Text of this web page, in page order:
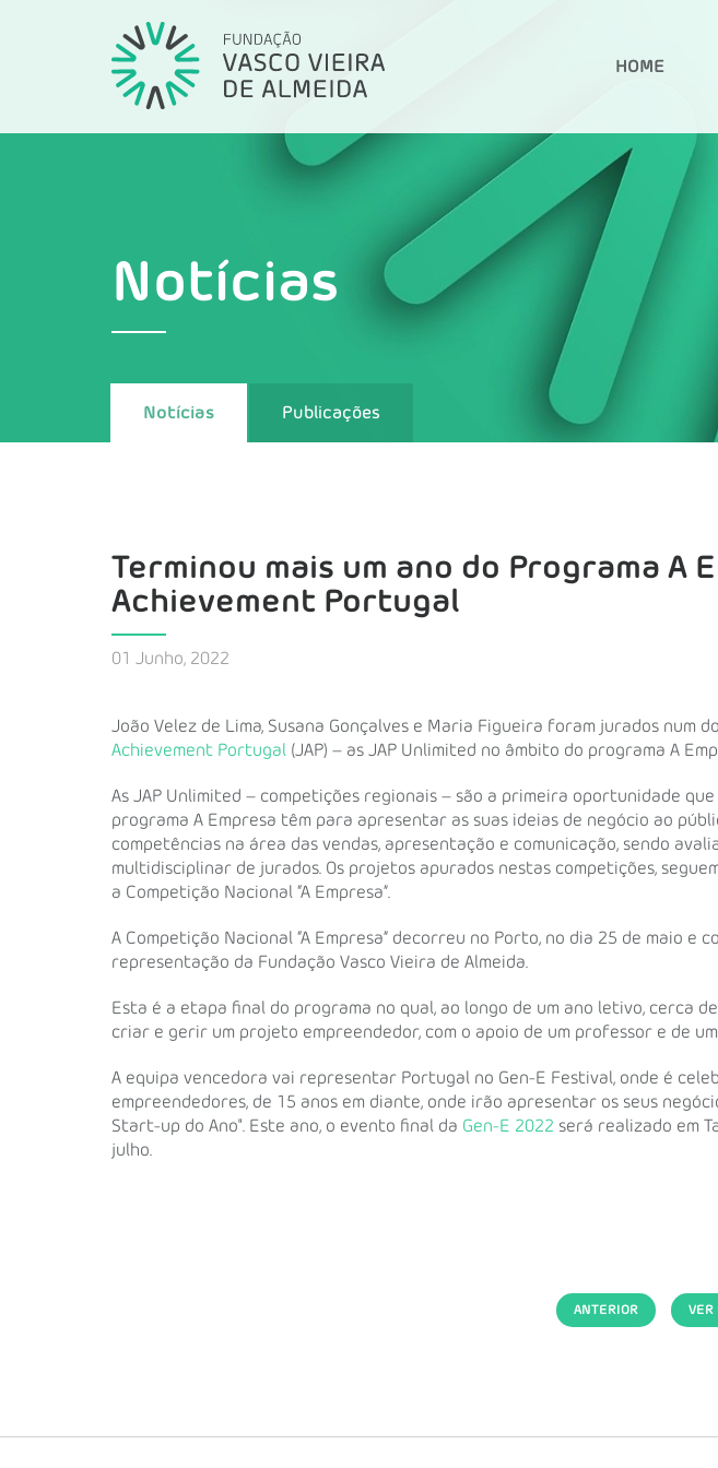
HOME
Notícias
Notícias Publicações
Terminou mais um ano do Programa A
Achievement Portugal
01 Junho, 2022
João Velez de Lima, Susana Gonçalves e Maria Figueira foram jurados num
Achievement Portugal (JAP) – as JAP Unlimited no âmbito do programa A
As JAP Unlimited – competições regionais – são a primeira oportunidade
programa A Empresa têm para apresentar as suas ideias de negócio ao
competências na área das vendas, apresentação e comunicação, sendo
multidisciplinar de jurados. Os projetos apurados nestas competições,
a Competição Nacional “A Empresa”.
A Competição Nacional “A Empresa” decorreu no Porto, no dia 25 de maio
representação da Fundação Vasco Vieira de Almeida.
Esta é a etapa final do programa no qual, ao longo de um ano letivo, cerca
criar e gerir um projeto empreendedor, com o apoio de um professor e de
A equipa vencedora vai representar Portugal no Gen-E Festival, onde é
empreendedores, de 15 anos em diante, onde irão apresentar os seus
Start-up do Ano". Este ano, o evento final da Gen-E 2022 será realizado em
julho.
ANTERIOR VER